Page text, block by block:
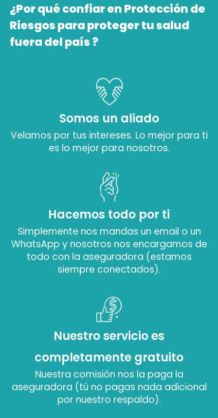
¿Por qué confiar en Protección de
Riesgos para proteger tu salud
fuera del país ?
Somos un aliado
Velamos por tus intereses. Lo mejor para ti
es lo mejor para nosotros.
Hacemos todo por ti
Simplemente nos mandas un email o un
WhatsApp y nosotros nos encargamos de
todo con la aseguradora (estamos
siempre conectados).
Nuestro servicio es
completamente gratuito
Nuestra comisión nos la paga la
aseguradora (tú no pagas nada adicional
por nuestro respaldo).